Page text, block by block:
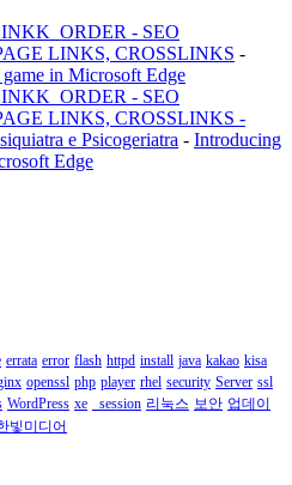
- SEO
LINKS, CROSSLINKS -
in Microsoft Edge
- SEO
LINKS, CROSSLINKS -
e Psicogeriatra - Introducing
Edge
errata error flash httpd install java kakao kisa
openssl php player rhel security Server ssl
WordPress xe _session 리눅스 보안 업데이
빛미디어